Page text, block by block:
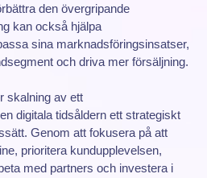
den övergripande
kan också hjälpa
sina marknadsföringsinsatser,
och driva mer försäljning.
skalning av ett
digitala tidsåldern ett strategiskt
Genom att fokusera på att
prioritera kundupplevelsen,
med partners och investera i